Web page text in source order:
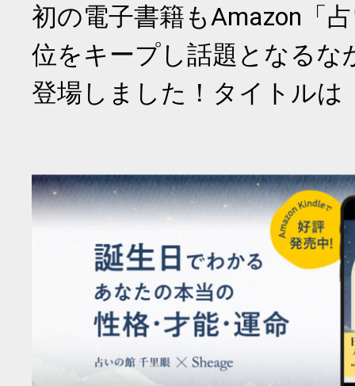
初の電子書籍もAmazon「
位をキープし話題となるな
登場しました！タイトルは